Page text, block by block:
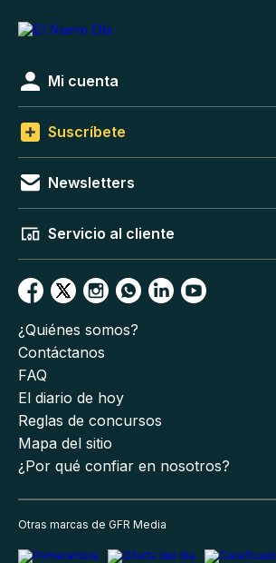
Mi cuenta
Suscríbete
Newsletters
Servicio al cliente
¿Quiénes somos?
Contáctanos
FAQ
El diario de hoy
Reglas de concursos
Mapa del sitio
¿Por qué confiar en nosotros?
Otras marcas de GFR Media